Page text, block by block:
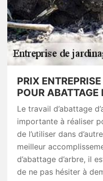
PRIX
POUR ABATTAGE
Le travail d’abattage
importante à réaliser
de l’utiliser dans
meilleur
d’abattage d’arbre, il
de ne pas hésiter à